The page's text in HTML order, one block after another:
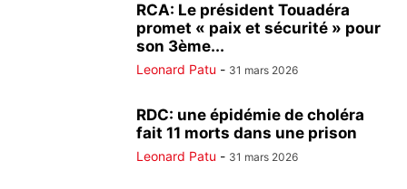
RCA: Le président Touadéra
promet « paix et sécurité » pour
son 3ème...
Leonard Patu - 31 mars 2026
RDC: une épidémie de choléra
fait 11 morts dans une prison
Leonard Patu - 31 mars 2026